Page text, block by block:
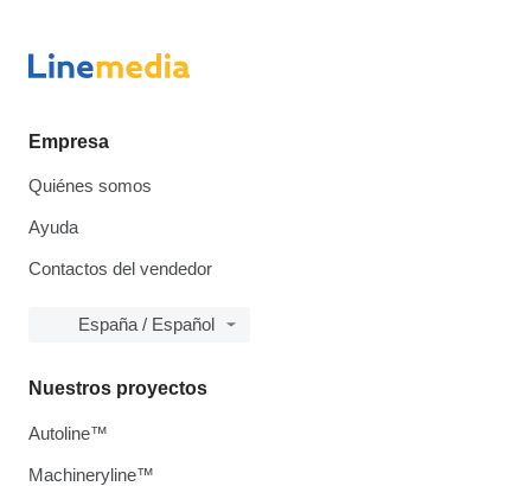
Empresa
Quiénes somos
Ayuda
Contactos del vendedor
España / Español
Nuestros proyectos
Autoline™
Machineryline™